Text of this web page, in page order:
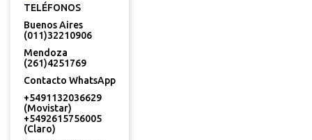
TELÉFONOS
Buenos Aires
(011)32210906
Mendoza
(261)4251769
Contacto WhatsApp
+5491132036629
(Movistar)
+5492615756005
(Claro)